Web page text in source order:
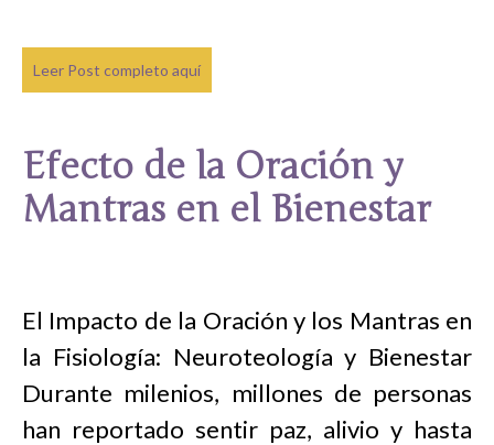
Leer Post completo aquí
Efecto de la Oración y
Mantras en el Bienestar
El Impacto de la Oración y los Mantras en
la Fisiología: Neuroteología y Bienestar
Durante milenios, millones de personas
han reportado sentir paz, alivio y hasta